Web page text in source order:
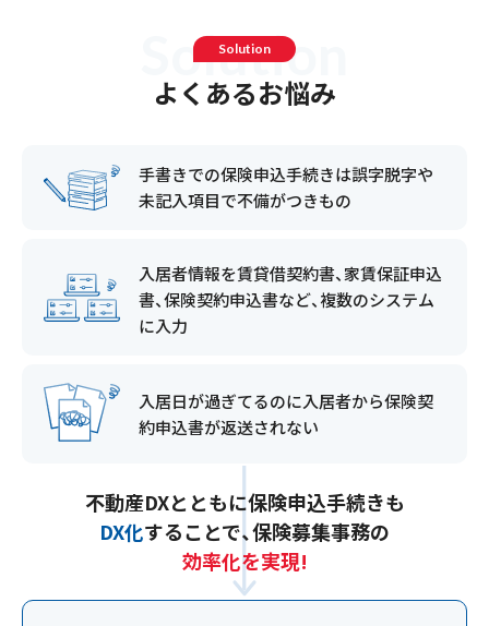
olutio
Solution
よくあるお悩み
手書きでの保険申込手続きは誤字脱字や
未記入項目で不備がつきもの
入居者情報を賃貸借契約書、家賃保証申込
書、保険契約申込書など、複数のシステム
に入力
入居日が過ぎてるのに入居者から保険契
約申込書が返送されない
不動産DXとともに保険申込手続きも
DX化することで、保険募集事務の
効率化を実現!